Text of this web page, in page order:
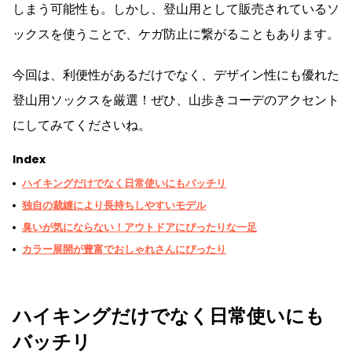
しまう可能性も。しかし、登山用として販売されているソ
ックスを使うことで、ケガ防止に繋がることもあります。
今回は、利便性があるだけでなく、デザイン性にも優れた
登山用ソックスを厳選！ぜひ、山歩きコーデのアクセント
にしてみてくださいね。
Index
ハイキングだけでなく日常使いにもバッチリ
独自の裁縫により長持ちしやすいモデル
臭いが気にならない！アウトドアにぴったりな一足
カラー展開が豊富でおしゃれさんにぴったり
ハイキングだけでなく日常使いにも
バッチリ